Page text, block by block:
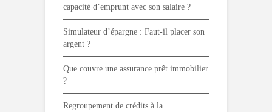
capacité d’emprunt avec son salaire ?
Simulateur d’épargne : Faut-il placer son
argent ?
Que couvre une assurance prêt immobilier
?
Regroupement de crédits à la